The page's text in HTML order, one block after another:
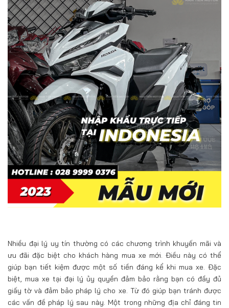
Nhiều đại lý uy tín thường có các chương trình khuyến mãi và
ưu đãi đặc biệt cho khách hàng mua xe mới. Điều này có thể
giúp bạn tiết kiệm được một số tiền đáng kể khi mua xe. Đặc
biệt, mua xe tại đại lý ủy quyền đảm bảo rằng bạn có đầy đủ
giấy tờ và đảm bảo pháp lý cho xe. Từ đó giúp bạn tránh được
các vấn đề pháp lý sau này. Một trong những địa chỉ đáng tin